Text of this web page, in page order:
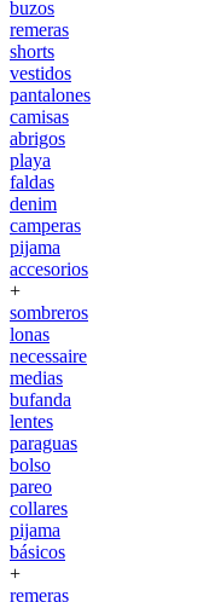
buzos
remeras
shorts
vestidos
pantalones
camisas
abrigos
playa
faldas
denim
camperas
pijama
accesorios
+
sombreros
lonas
necessaire
medias
bufanda
lentes
paraguas
bolso
pareo
collares
pijama
básicos
+
remeras